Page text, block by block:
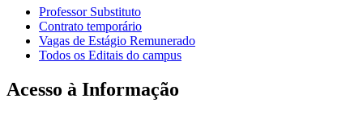
Professor Substituto
Contrato temporário
Vagas de Estágio Remunerado
Todos os Editais do campus
Acesso à Informação